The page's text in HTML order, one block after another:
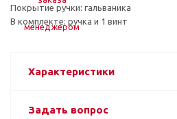
Покрытие ручки: гальваника
В комплекте: ручка и 1 винт
Характеристики
Задать вопрос